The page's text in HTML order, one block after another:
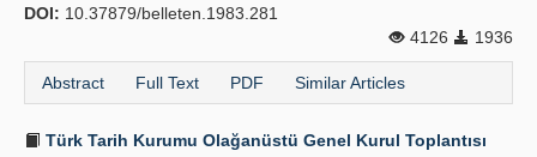
DOI: 10.37879/belleten.1983.281
4126
1936
Abstract Full Text PDF Similar Articles
Türk Tarih Kurumu Olağanüstü Genel Kurul Toplantısı